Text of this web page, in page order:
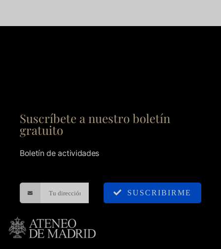
Suscríbete a nuestro boletín
gratuito
Boletín de actividades
SUSCRIBIRME